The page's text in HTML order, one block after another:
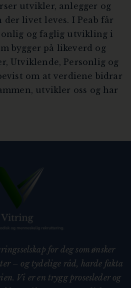
utvikler, anlegger og
der livet leves. I Peab får
og faglig utvikling i
bygger på likeverd og
Utviklende, Personlig og
om at verdiene bidrar
utvikler oss og har
for deg som ønsker
– og tydelige råd, harde fakta
Vi er en trygg prosesleder og